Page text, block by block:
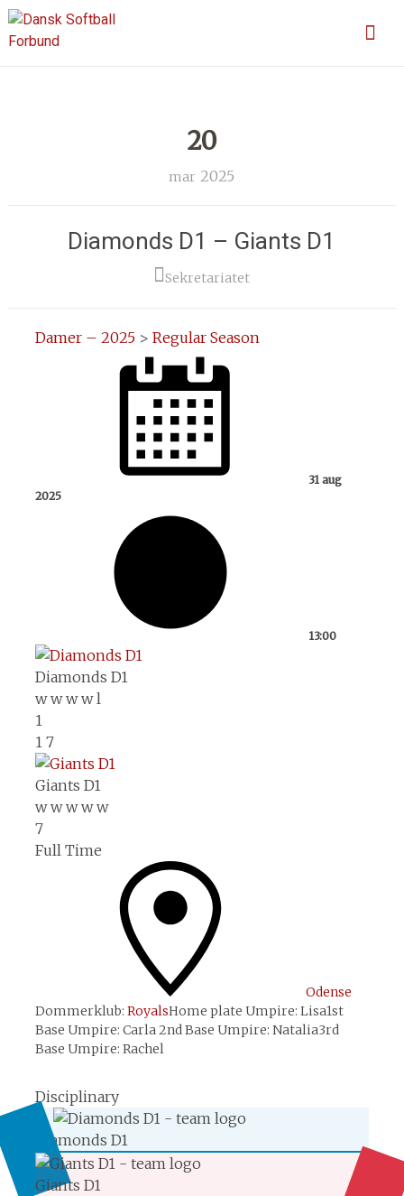
Skip
to
Dansk Softball Forbund
20
mar 2025
Diamonds D1 – Giants D1
Sekretariatet
Damer – 2025 > Regular Season
31 aug
2025
13:00
Diamonds D1
wwwwl
1
1 7
Giants D1
wwwww
7
Full Time
Odense
Dommerklub: RoyalsHome plate Umpire: Lisa1st
Base Umpire: Carla2nd Base Umpire: Natalia3rd
Base Umpire: Rachel
Disciplinary
Diamonds D1
Giants D1